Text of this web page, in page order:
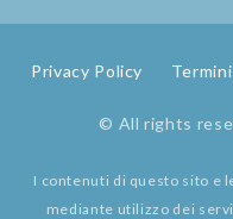
Privacy Policy
© All rights
I contenuti di questo sito e
mediante utilizzo dei